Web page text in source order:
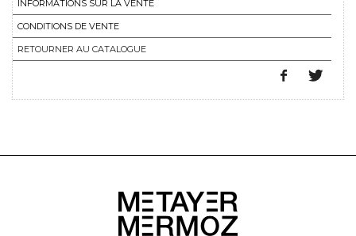
INFORMATIONS SUR LA VENTE
CONDITIONS DE VENTE
RETOURNER AU CATALOGUE